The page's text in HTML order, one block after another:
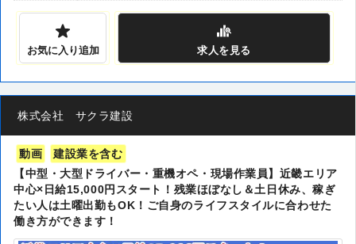
お気に入り追加 求人 を見る
株式会社 サクラ建設
動画
建設業を含む
【中型・大型ドライバー・重機オペ・現場作業員】近畿エリア
中心×日給15,000円スタート！残業ほぼなし＆土日休み、稼ぎ
たい人は土曜出勤もOK！ご自身のライフスタイルに合わせた
働き方ができます！